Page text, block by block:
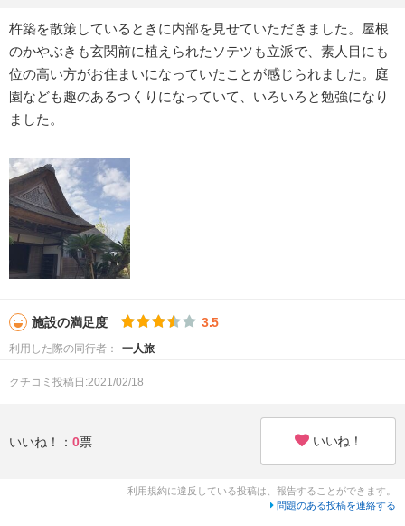
杵築を散策しているときに内部を見せていただきました。屋根
のかやぶきも玄関前に植えられたソテツも立派で、素人目にも
位の高い方がお住まいになっていたことが感じられました。庭
園なども趣のあるつくりになっていて、いろいろと勉強になり
ました。
施設の満足度 3.5
利用した際の同行者： 一人旅
クチコミ投稿日:2021/02/18
いいね！： 0票 いいね！
利用規約に違反している投稿は、報告することができます。
問題のある投稿を連絡する